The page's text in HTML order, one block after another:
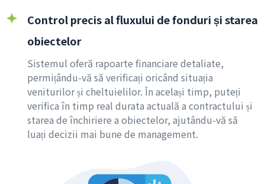
Control precis al fluxului de fonduri și starea
obiectelor
Sistemul oferă rapoarte financiare detaliate,
permițându-vă să verificați oricând situația
veniturilor și cheltuielilor. În același timp, puteți
verifica în timp real durata actuală a contractului și
starea de închiriere a obiectelor, ajutându-vă să
luați decizii mai bune de management.